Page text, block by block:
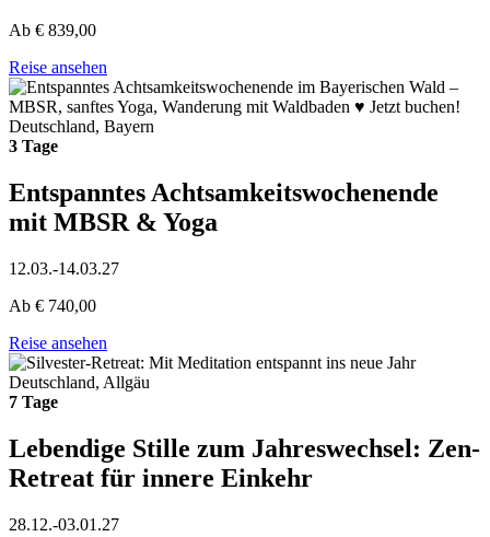
Ab € 839,00
Reise ansehen
Deutschland, Bayern
3 Tage
Entspanntes Achtsamkeitswochenende
mit MBSR & Yoga
12.03.-14.03.27
Ab € 740,00
Reise ansehen
Deutschland, Allgäu
7 Tage
Lebendige Stille zum Jahreswechsel: Zen-
Retreat für innere Einkehr
28.12.-03.01.27